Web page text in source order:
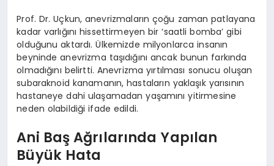
Prof. Dr. Uçkun, anevrizmaların çoğu zaman patlayana
kadar varlığını hissettirmeyen bir ‘saatli bomba’ gibi
olduğunu aktardı. Ülkemizde milyonlarca insanın
beyninde anevrizma taşıdığını ancak bunun farkında
olmadığını belirtti. Anevrizma yırtılması sonucu oluşan
subaraknoid kanamanın, hastaların yaklaşık yarısının
hastaneye dahi ulaşamadan yaşamını yitirmesine
neden olabildiği ifade edildi.
Ani Baş Ağrılarında Yapılan
Büyük Hata